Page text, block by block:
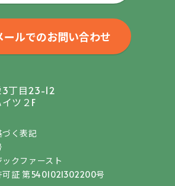
ールでのお問い合わせ
3丁目23-12
ツ２F
く表記
クファースト
証 第5401021302200号